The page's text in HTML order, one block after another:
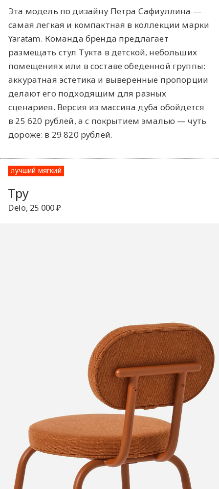
Эта модель по дизайну Петра Сафиуллина —
самая легкая и компактная в коллекции марки
Yaratam. Команда бренда предлагает
размещать стул Тукта в детской, небольших
помещениях или в составе обеденной группы:
аккуратная эстетика и выверенные пропорции
делают его подходящим для разных
сценариев. Версия из массива дуба обойдется
в 25 620 рублей, а с покрытием эмалью — чуть
дороже: в 29 820 рублей.
лучший мягкий
Тру
Delo, 25 000 ₽